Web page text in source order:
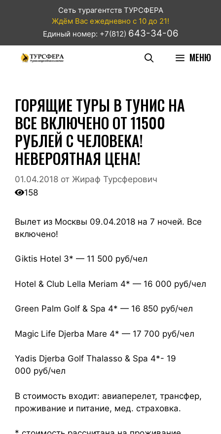
Сеть турагентств ТУРСФЕРА
Ждём Вас ежедневно с 10 до 21!
Единый номер: +7(812) 643-34-06
МЕНЮ
ГОРЯЩИЕ ТУРЫ В ТУНИС НА
ВСЕ ВКЛЮЧЕНО ОТ 11500
РУБЛЕЙ С ЧЕЛОВЕКА!
НЕВЕРОЯТНАЯ ЦЕНА!
01.04.2018 от Жираф Турсферович
158
Вылет из Москвы 09.04.2018 на 7 ночей. Все
включено!
Giktis Hotel 3* — 11 500 руб/чел
Hotel & Club Lella Meriam 4* — 16 000 руб/чел
Green Palm Golf & Spa 4* — 16 850 руб/чел
Magic Life Djerba Mare 4* — 17 700 руб/чел
Yadis Djerba Golf Thalasso & Spa 4*- 19
000 руб/чел
В стоимость входит: авиаперелет, трансфер,
проживание и питание, мед. страховка.